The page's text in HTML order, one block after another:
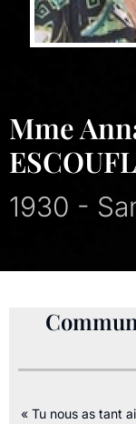
Mme
1930 -
« Tu nous as tant